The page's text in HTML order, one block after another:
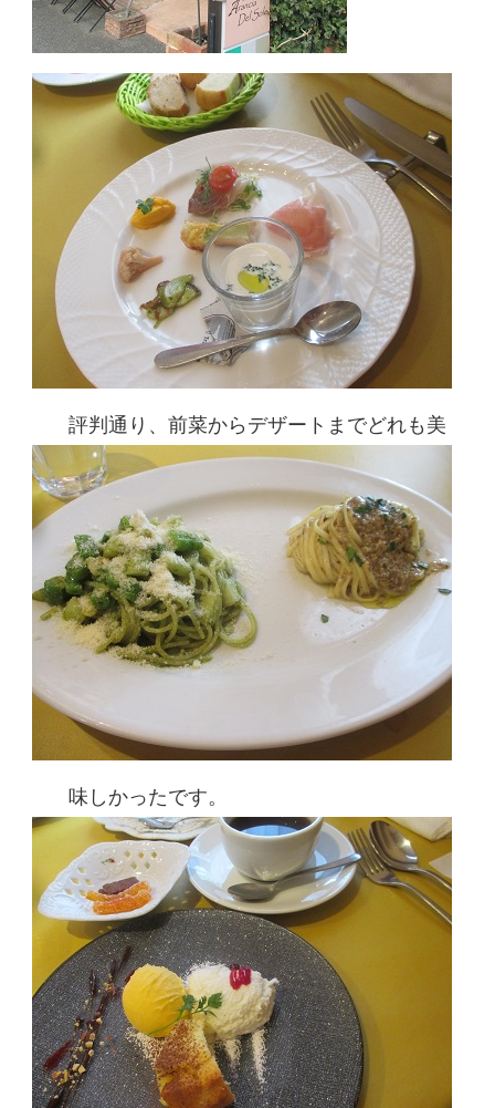
評判通り、前菜からデザートまでどれも美
味しかったです。